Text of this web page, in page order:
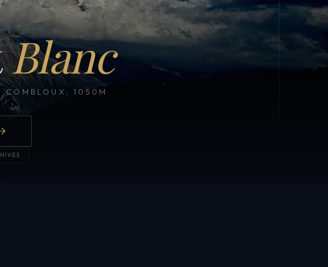
Blanc
COMBLOUX, 1050M